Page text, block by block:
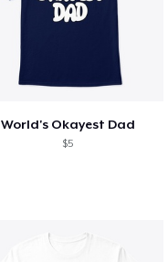
World's Okayest Dad
$5